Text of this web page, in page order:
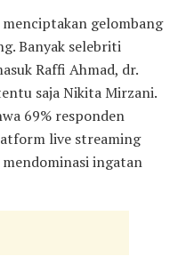
gelombang
Banyak selebriti
Raffi Ahmad, dr.
saja Nikita Mirzani.
69% responden
live streaming
ingatan